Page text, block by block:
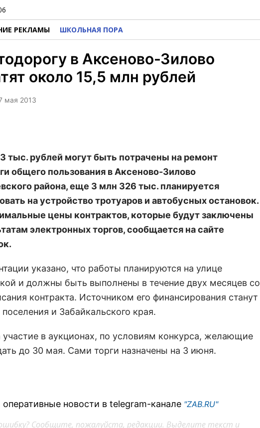
РЕКЛАМЫ ШКОЛЬНАЯ ПОРА
в Аксеново-Зилово
около 15,5 млн рублей
мая 2013
тыс. рублей могут быть потрачены на ремонт
общего пользования в Аксеново-Зилово
района, еще 3 млн 326 тыс. планируется
на устройство тротуаров и автобусных остановок.
цены контрактов, которые будут заключены
электронных торгов, сообщается на сайте
указано, что работы планируются на улице
и должны быть выполнены в течение двух месяцев со
контракта. Источником его финансирования станут
и Забайкальского края.
участие в аукционах, по условиям конкурса, желающие
до 30 мая. Сами торги назначены на 3 июня.
новости в telegram-канале "ZAB.RU"
Сообщите, пожалуйста, редакции. Выделите текст и